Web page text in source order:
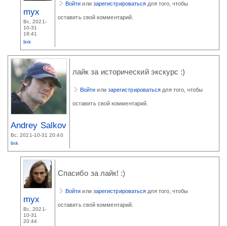
myx
Вс, 2021-
10-31
18:41
link
Войти или зарегистрироваться для того, чтобы
оставить свой комментарий.
Andrey Salkov
Вс, 2021-10-31 20:40
link
лайк за исторический экскурс :)
Войти или зарегистрироваться для того, чтобы
оставить свой комментарий.
myx
Вс, 2021-
10-31
20:44
Спасибо за лайк! :)
Войти или зарегистрироваться для того, чтобы
оставить свой комментарий.